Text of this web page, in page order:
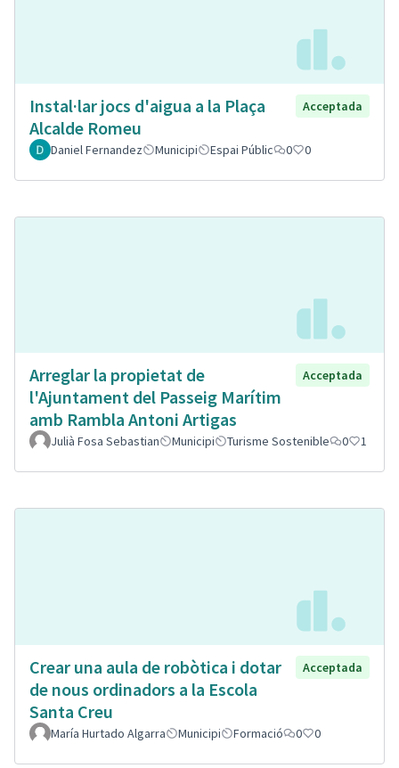
Instal·lar jocs d'aigua a la Plaça
Alcalde Romeu
Acceptada
Daniel Fernandez Municipi Espai Públic 0 0
Arreglar la propietat de
l'Ajuntament del Passeig Marítim
amb Rambla Antoni Artigas
Acceptada
Julià Fosa Sebastian Municipi Turisme Sostenible 0 1
Crear una aula de robòtica i dotar
de nous ordinadors a la Escola
Santa Creu
Acceptada
María Hurtado Algarra Municipi Formació 0 0